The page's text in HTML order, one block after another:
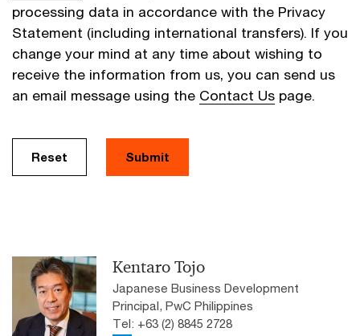
processing data in accordance with the Privacy
Statement (including international transfers). If you
change your mind at any time about wishing to
receive the information from us, you can send us
an email message using the Contact Us page.
Reset Submit
Kentaro Tojo
Japanese Business Development
Principal, PwC Philippines
Tel: +63 (2) 8845 2728